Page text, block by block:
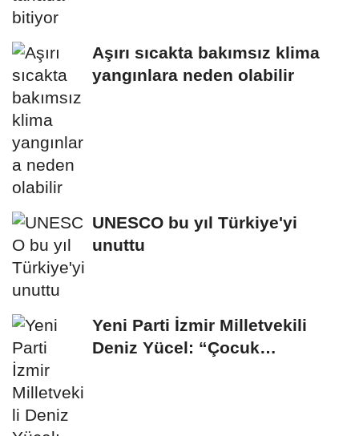
Aşırı sıcakta bakımsız klima
yangınlara neden olabilir
UNESCO bu yıl Türkiye'yi
unuttu
Yeni Parti İzmir Milletvekili
Deniz Yücel: “Çocuk